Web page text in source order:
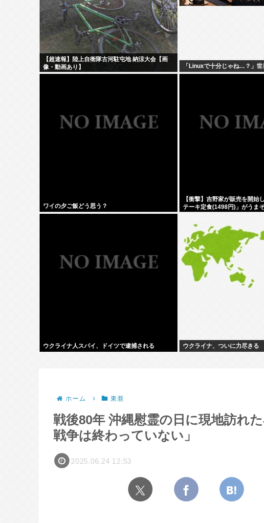
【超速報】陸上自衛隊古河駐屯地 納涼大会【画
像・動画あり】
「Linuxで十分じゃね…？」
ワイの夕ご飯どう思う？
【衝撃】吉野家が販売を開始
テーキ定食(1498円)」がうま
ウクライナ人スパイ、ドイツで逮捕される ウクライナ、ついに力尽きる
ホーム 東亜
戦後80年 沖縄慰霊の日に現地訪れ
戦争は終わっていない」
2025.06.24 12:53